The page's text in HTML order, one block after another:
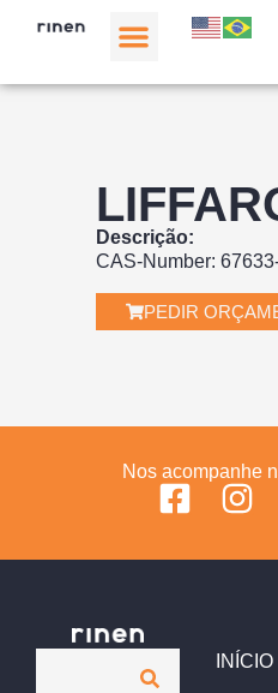
Descrição:
CAS-Number:
PEDIR
Nos acompanhe
INÍCIO